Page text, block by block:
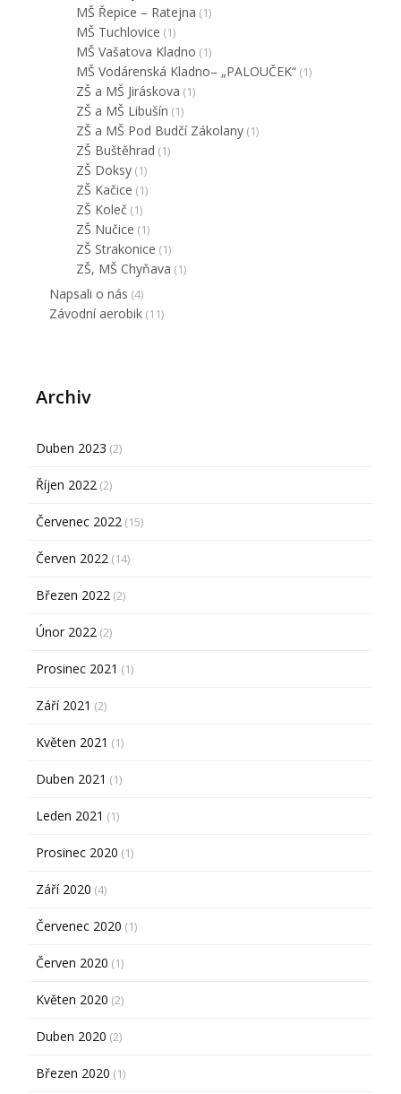
MŠ Řepice – Ratejna (1)
MŠ Tuchlovice (1)
MŠ Vašatova Kladno (1)
MŠ Vodárenská Kladno– „PALOUČEK“ (1)
ZŠ a MŠ Jiráskova (1)
ZŠ a MŠ Libušín (1)
ZŠ a MŠ Pod Budčí Zákolany (1)
ZŠ Buštěhrad (1)
ZŠ Doksy (1)
ZŠ Kačice (1)
ZŠ Koleč (1)
ZŠ Nučice (1)
ZŠ Strakonice (1)
ZŠ, MŠ Chyňava (1)
Napsali o nás (4)
Závodní aerobik (11)
Archiv
Duben 2023 (2)
Říjen 2022 (2)
Červenec 2022 (15)
Červen 2022 (14)
Březen 2022 (2)
Únor 2022 (2)
Prosinec 2021 (1)
Září 2021 (2)
Květen 2021 (1)
Duben 2021 (1)
Leden 2021 (1)
Prosinec 2020 (1)
Září 2020 (4)
Červenec 2020 (1)
Červen 2020 (1)
Květen 2020 (2)
Duben 2020 (2)
Březen 2020 (1)